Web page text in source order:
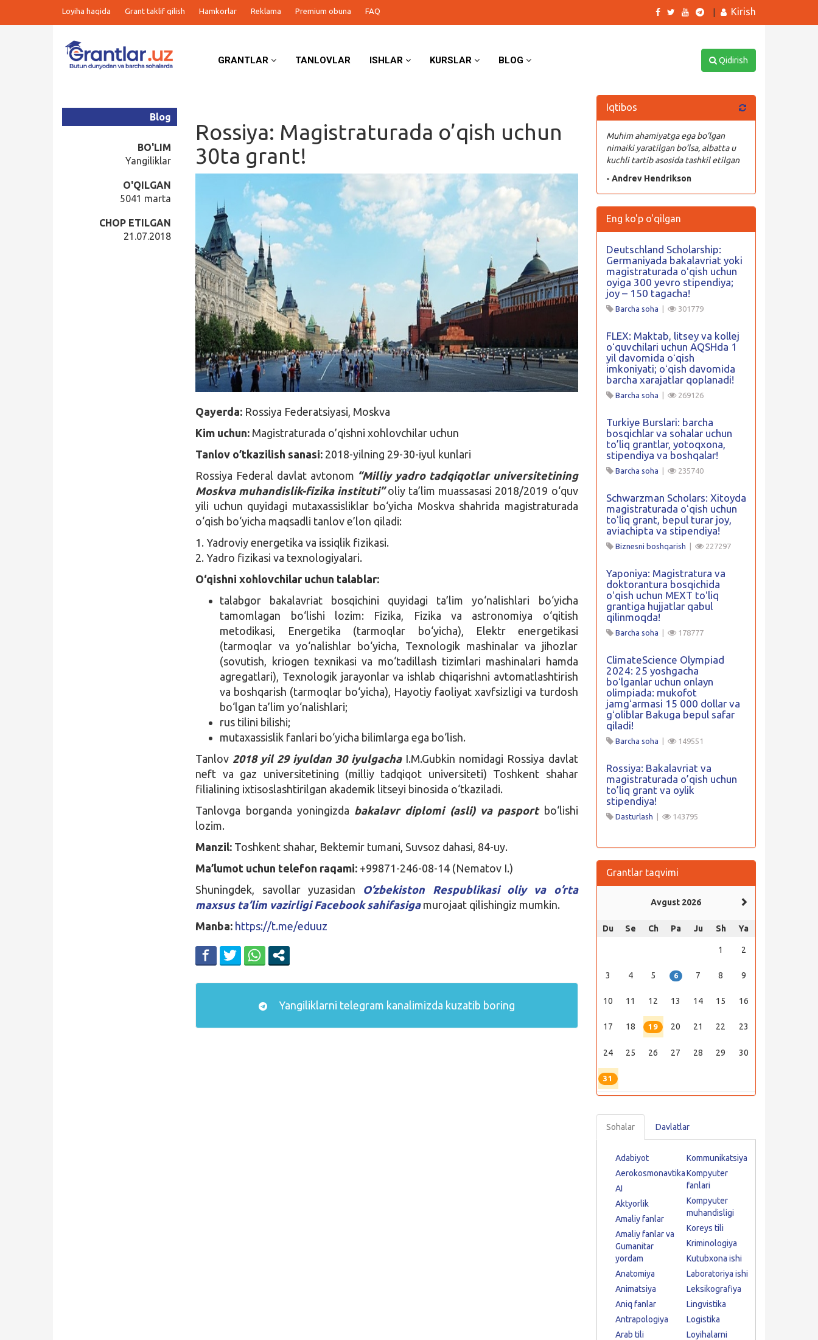
Loyiha haqida Grant taklif qilish Hamkorlar Reklama Premium obuna FAQ Kirish
GRANTLAR TANLOVLAR ISHLAR KURSLAR BLOG Qidirish
Rossiya: Magistraturada o’qish uchun
30ta grant!
Blog
BO'LIM
Yangiliklar
O'QILGAN
5041 marta
CHOP ETILGAN
21.07.2018
Qayerda: Rossiya Federatsiyasi, Moskva
Kim uchun: Magistraturada o’qishni xohlovchilar uchun
Tanlov o’tkazilish sanasi: 2018-yilning 29-30-iyul kunlari
Rossiya Federal davlat avtonom “Milliy yadro tadqiqotlar universitetining
Moskva muhandislik-fizika instituti”oliy ta’lim muassasasi 2018/2019 o‘quv
yili uchun quyidagi mutaxassisliklar bo‘yicha Moskva shahrida magistraturada
o‘qish bo‘yicha maqsadli tanlov e’lon qiladi:
1. Yadroviy energetika va issiqlik fizikasi.
2. Yadro fizikasi va texnologiyalari.
O‘qishni xohlovchilar uchun talablar:
talabgor bakalavriat bosqichini quyidagi ta’lim yo‘nalishlari bo‘yicha
tamomlagan bo‘lishi lozim: Fizika, Fizika va astronomiya o‘qitish
metodikasi, Energetika (tarmoqlar bo‘yicha), Elektr energetikasi
(tarmoqlar va yo‘nalishlar bo‘yicha, Texnologik mashinalar va jihozlar
(sovutish, kriogen texnikasi va mo‘tadillash tizimlari mashinalari hamda
agregatlari), Texnologik jarayonlar va ishlab chiqarishni avtomatlashtirish
va boshqarish (tarmoqlar bo‘yicha), Hayotiy faoliyat xavfsizligi va turdosh
bo‘lgan ta’lim yo‘nalishlari;
rus tilini bilishi;
mutaxassislik fanlari bo‘yicha bilimlarga ega bo‘lish.
Tanlov 2018 yil 29 iyuldan 30 iyulgachaI.M.Gubkin nomidagi Rossiya davlat
neft va gaz universitetining (milliy tadqiqot universiteti) Toshkent shahar
filialining ixtisoslashtirilgan akademik litseyi binosida o‘tkaziladi.
Tanlovga borganda yoningizda bakalavr diplomi (asli) va pasport bo‘lishi
lozim.
Manzil: Toshkent shahar, Bektemir tumani, Suvsoz dahasi, 84-uy.
Ma’lumot uchun telefon raqami: +99871-246-08-14 (Nematov I.)
Shuningdek, savollar yuzasidan O’zbekiston Respublikasi oliy va o’rta
maxsus ta’lim vazirligi Facebook sahifasiga murojaat qilishingiz mumkin.
Manba: https://t.me/eduuz
Yangiliklarni telegram kanalimizda kuzatib boring
Iqtibos
Muhim ahamiyatga ega bo’lgan
nimaiki yaratilgan bo’lsa, albatta u
kuchli tartib asosida tashkil etilgan
- Andrev Hendrikson
Eng ko'p o'qilgan
Deutschland Scholarship:
Germaniyada bakalavriat yoki
magistraturada oʻqish uchun
oyiga 300 yevro stipendiya;
joy – 150 tagacha!
Barcha soha 301779
FLEX: Maktab, litsey va kollej
oʻquvchilari uchun AQSHda 1
yil davomida oʻqish
imkoniyati; oʻqish davomida
barcha xarajatlar qoplanadi!
Barcha soha 269126
Turkiye Burslari: barcha
bosqichlar va sohalar uchun
to’liq grantlar, yotoqxona,
stipendiya va boshqalar!
Barcha soha 235740
Schwarzman Scholars: Xitoyda
magistraturada oʻqish uchun
toʻliq grant, bepul turar joy,
aviachipta va stipendiya!
Biznesni boshqarish 227297
Yaponiya: Magistratura va
doktorantura bosqichida
oʻqish uchun MEXT toʻliq
grantiga hujjatlar qabul
qilinmoqda!
Barcha soha 178777
ClimateScience Olympiad
2024: 25 yoshgacha
boʻlganlar uchun onlayn
olimpiada: mukofot
jamgʻarmasi 15 000 dollar va
gʻoliblar Bakuga bepul safar
qiladi!
Barcha soha 149551
Rossiya: Bakalavriat va
magistraturada o’qish uchun
to’liq grant va oylik
stipendiya!
Dasturlash 143795
Grantlar taqvimi
Avgust 2026
Du Se Ch Pa Ju Sh Ya
1 2
3 4 5 6 7 8 9
10 11 12 13 14 15 16
17 18 19 20 21 22 23
24 25 26 27 28 29 30
31
Sohalar Davlatlar
Adabiyot
Aerokosmonavtika
AI
Aktyorlik
Amaliy fanlar
Amaliy fanlar va
Gumanitar
yordam
Anatomiya
Animatsiya
Aniq fanlar
Antrapologiya
Arab tili
Kommunikatsiya
Kompyuter
fanlari
Kompyuter
muhandisligi
Koreys tili
Kriminologiya
Kutubxona ishi
Laboratoriya ishi
Leksikografiya
Lingvistika
Logistika
Loyihalarni